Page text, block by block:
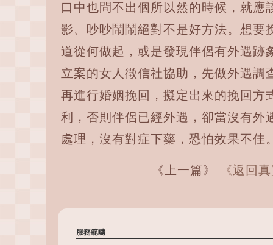
口中也問不出個所以然的時候，就
影、吵吵鬧鬧絕對不是好方法。想要
道從何做起，或是發現伴侶有外遇跡
立案的女人徵信社協助，先做外遇
再進行婚姻挽回，擬定出來的挽回方
利，否則伴侶已經外遇，卻當沒有外
處理，沒有對症下藥，恐怕效果不佳
《上一篇》 《返回
服務範疇